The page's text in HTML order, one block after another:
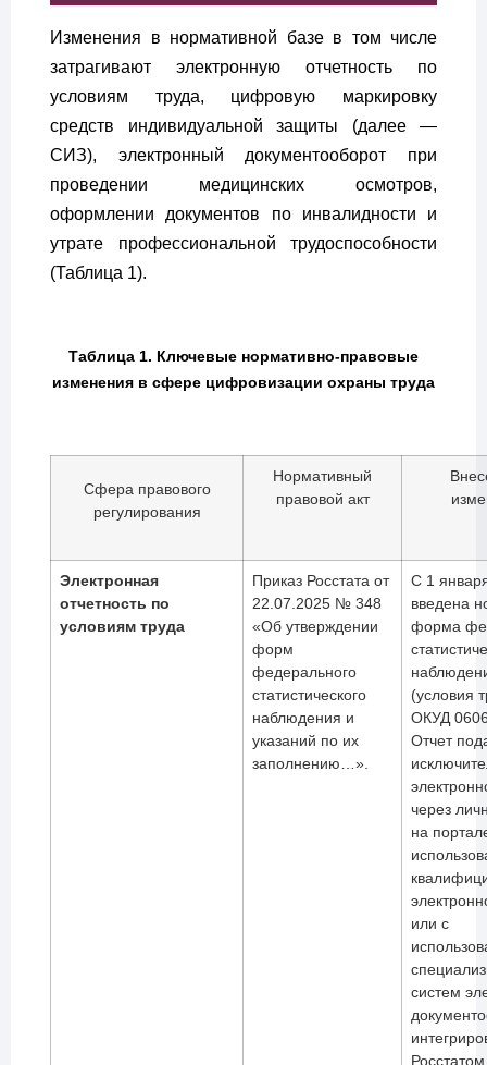
Изменения в нормативной базе в том числе
затрагивают электронную отчетность по
условиям труда, цифровую маркировку
средств индивидуальной защиты (далее —
СИЗ), электронный документооборот при
проведении медицинских осмотров,
оформлении документов по инвалидности и
утрате профессиональной трудоспособности
(Таблица 1).
Таблица 1. Ключевые нормативно-правовые
изменения в сфере цифровизации охраны труда
Сфера правового
регулирования
Нормативный
правовой акт
Электронная
отчетность по
условиям труда
Приказ Росстата от
22.07.2025 № 348
«Об утверждении
форм
федерального
статистического
наблюдения и
указаний по их
заполнению…».
С 1
введена
форма
(условия
ОКУД
Отчет
через
на
или с
систем